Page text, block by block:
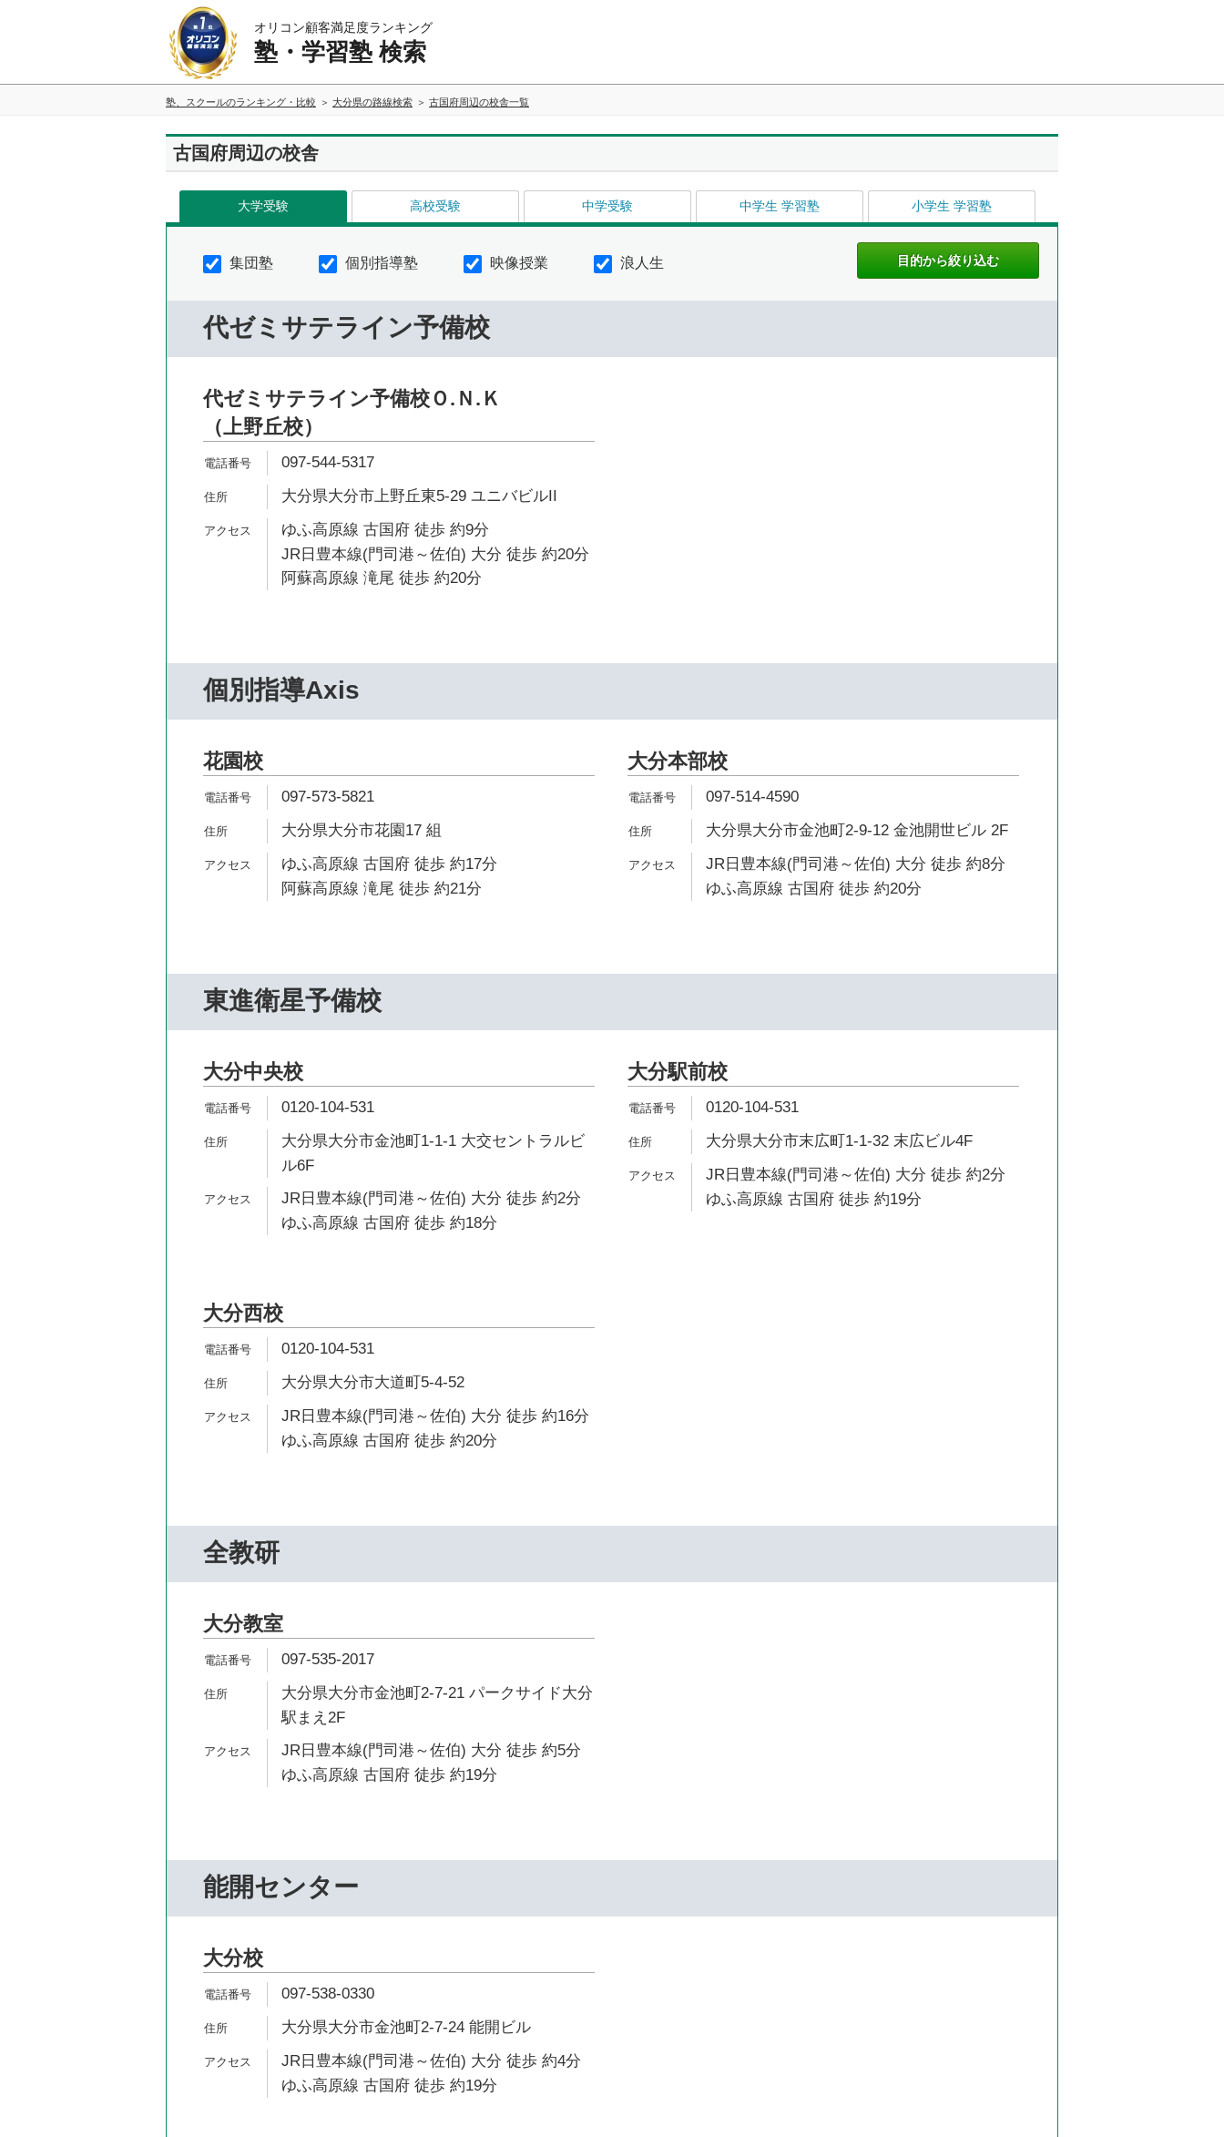
オリコン顧客満足度ランキング
塾・学習塾 検索
塾、スクールのランキング・比較 大分県の路線検索 古国府周辺の校舎一覧
古国府周辺の校舎
大学受験 高校受験 中学受験 中学生 学習塾 小学生 学習塾
集団塾 個別指導塾 映像授業 浪人生
代ゼミサテライン予備校
代ゼミサテライン予備校Ｏ.Ｎ.Ｋ
（上野丘校）
097-544-5317
大分県大分市上野丘東5-29 ユニバビルII
ゆふ高原線 古国府 徒歩 約9分
JR日豊本線(門司港～佐伯) 大分 徒歩 約20分
阿蘇高原線 滝尾 徒歩 約20分
個別指導Axis
花園校
097-573-5821
大分県大分市花園17 組
ゆふ高原線 古国府 徒歩 約17分
阿蘇高原線 滝尾 徒歩 約21分
大分本部校
097-514-4590
大分県大分市金池町2-9-12 金池開世ビル 2F
JR日豊本線(門司港～佐伯) 大分 徒歩 約8分
ゆふ高原線 古国府 徒歩 約20分
東進衛星予備校
大分中央校
0120-104-531
大分県大分市金池町1-1-1 大交セントラルビ
ル6F
JR日豊本線(門司港～佐伯) 大分 徒歩 約2分
ゆふ高原線 古国府 徒歩 約18分
大分駅前校
0120-104-531
大分県大分市末広町1-1-32 末広ビル4F
JR日豊本線(門司港～佐伯) 大分 徒歩 約2分
ゆふ高原線 古国府 徒歩 約19分
大分西校
0120-104-531
大分県大分市大道町5-4-52
JR日豊本線(門司港～佐伯) 大分 徒歩 約16分
ゆふ高原線 古国府 徒歩 約20分
全教研
大分教室
097-535-2017
大分県大分市金池町2-7-21 パークサイド大分
駅まえ2F
JR日豊本線(門司港～佐伯) 大分 徒歩 約5分
ゆふ高原線 古国府 徒歩 約19分
能開センター
大分校
097-538-0330
大分県大分市金池町2-7-24 能開ビル
JR日豊本線(門司港～佐伯) 大分 徒歩 約4分
ゆふ高原線 古国府 徒歩 約19分